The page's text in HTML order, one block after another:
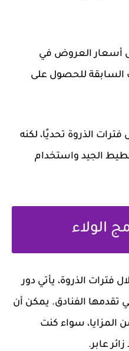
أسعار العروض في
السابقة للحصول على
الذروة تحديًا، لكنه
الجيد واستخدام
الولاء
فترات الذروة، يأتي دور
الولاء التي تقدمها الفنادق. يمكن أن
توفر لك هذه البرامج العديد من المزايا، سواء كنت
عابر.